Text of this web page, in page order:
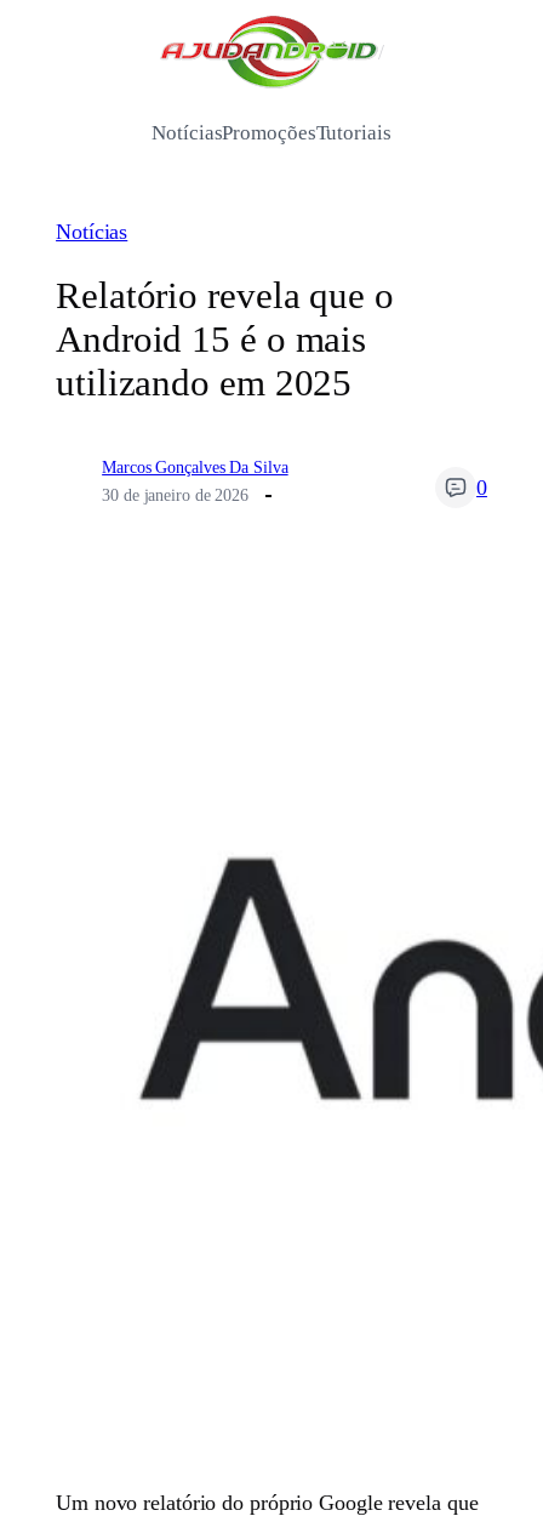
/
NotíciasPromoçõesTutoriais
Notícias
Relatório revela que o
Android 15 é o mais
utilizando em 2025
Marcos Gonçalves Da Silva
30 de janeiro de 2026
0
Um novo relatório do próprio Google revela que